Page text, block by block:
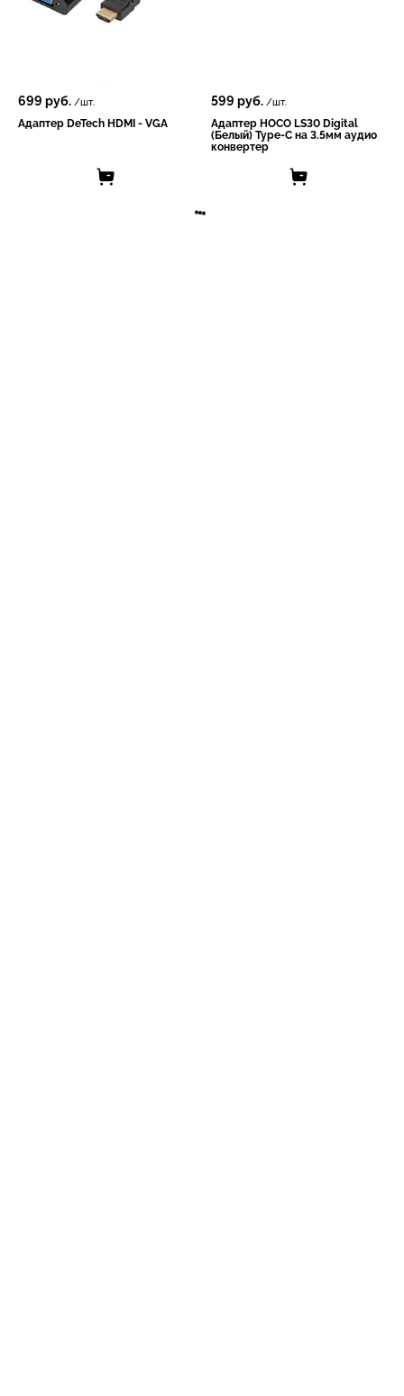
699 руб. /шт.
Адаптер DeTech HDMI - VGA
599 руб. /шт.
Адаптер HOCO LS30 Digital
(Белый) Type-C на 3.5мм аудио
конвертер